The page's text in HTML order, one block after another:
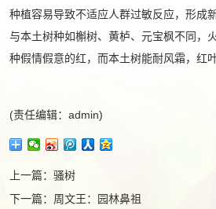
种植容易导致不适应人群过敏反应，形成
与本土树种如槲树、黄栌、元宝枫不同，
种假情假意的红，而本土树能耐风霜，红
(责任编辑：admin)
上一篇： 骚树
下一篇： 周文王：园林鼻祖